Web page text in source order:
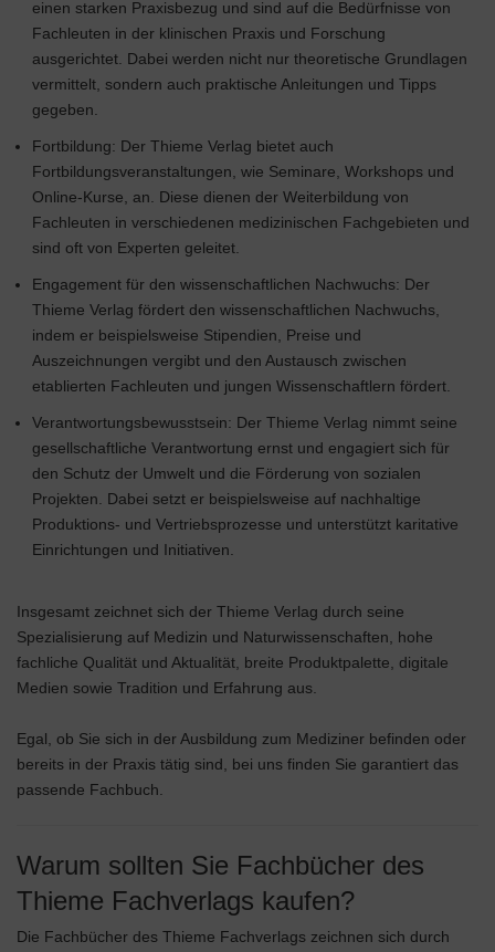
einen starken Praxisbezug und sind auf die Bedürfnisse von
Fachleuten in der klinischen Praxis und Forschung
ausgerichtet. Dabei werden nicht nur theoretische Grundlagen
vermittelt, sondern auch praktische Anleitungen und Tipps
gegeben.
Fortbildung: Der Thieme Verlag bietet auch
Fortbildungsveranstaltungen, wie Seminare, Workshops und
Online-Kurse, an. Diese dienen der Weiterbildung von
Fachleuten in verschiedenen medizinischen Fachgebieten und
sind oft von Experten geleitet.
Engagement für den wissenschaftlichen Nachwuchs: Der
Thieme Verlag fördert den wissenschaftlichen Nachwuchs,
indem er beispielsweise Stipendien, Preise und
Auszeichnungen vergibt und den Austausch zwischen
etablierten Fachleuten und jungen Wissenschaftlern fördert.
Verantwortungsbewusstsein: Der Thieme Verlag nimmt seine
gesellschaftliche Verantwortung ernst und engagiert sich für
den Schutz der Umwelt und die Förderung von sozialen
Projekten. Dabei setzt er beispielsweise auf nachhaltige
Produktions- und Vertriebsprozesse und unterstützt karitative
Einrichtungen und Initiativen.
Insgesamt zeichnet sich der Thieme Verlag durch seine
Spezialisierung auf Medizin und Naturwissenschaften, hohe
fachliche Qualität und Aktualität, breite Produktpalette, digitale
Medien sowie Tradition und Erfahrung aus.
Egal, ob Sie sich in der Ausbildung zum Mediziner befinden oder
bereits in der Praxis tätig sind, bei uns finden Sie garantiert das
passende Fachbuch.
Warum sollten Sie Fachbücher des
Thieme Fachverlags kaufen?
Die Fachbücher des Thieme Fachverlags zeichnen sich durch